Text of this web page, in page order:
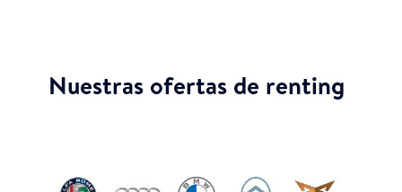
Nuestras ofertas de renting